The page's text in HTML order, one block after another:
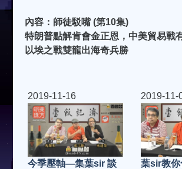
內容：師徒駁嘴 (第10集)
特朗普點解肯會金正恩，中美貿易戰
以埃之戰雙龍出海奇兵勝
2019-11-16
今季壓軸—集葉sir 談
2019-11-
葉sir教你